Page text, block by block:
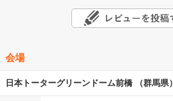
会場
日本トーターグリーンドーム前橋 （群馬県）